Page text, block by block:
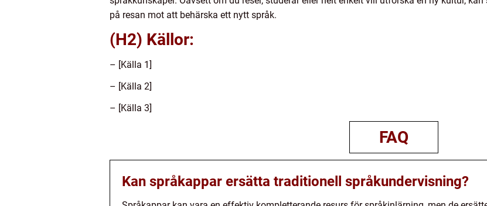
på resan mot att behärska ett nytt språk.
(H2) Källor:
– [Källa 1]
– [Källa 2]
– [Källa 3]
FAQ
Kan språkappar ersätta traditionell språkundervisning?